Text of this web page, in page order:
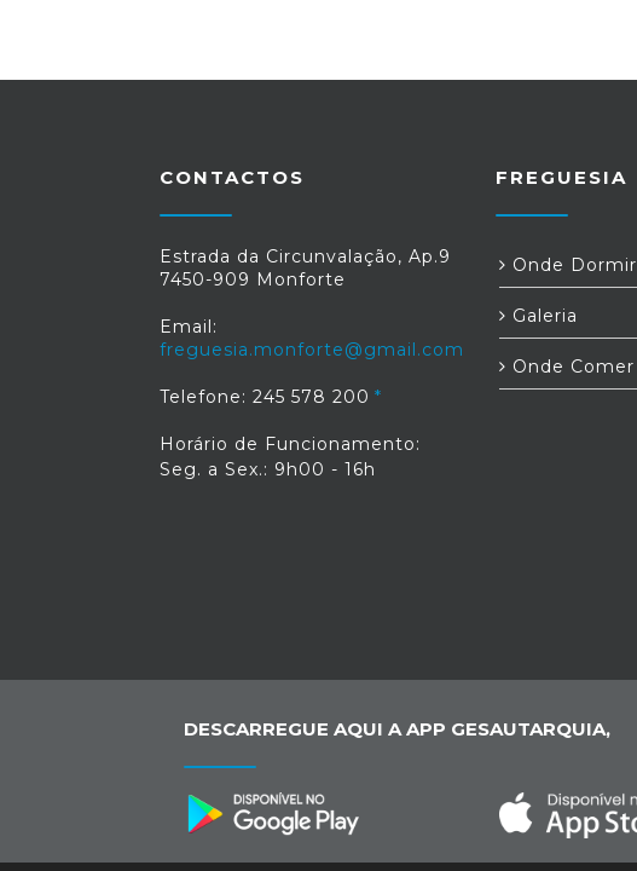
CONTACTOS
Estrada da Circunvalação, Ap.9
7450-909 Monforte
Email:
freguesia.monforte@gmail.com
Telefone: 245 578 200
Horário de Funcionamento:
Seg. a Sex.: 9h00 - 16h
FREGUESIA
Onde Dormir
Galeria
Onde Comer
DESCARREGUE AQUI A APP GESAUTARQUIA,